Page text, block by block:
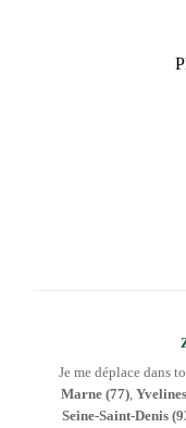
Je me déplace dans
Marne (77),
Seine-Saint-Denis